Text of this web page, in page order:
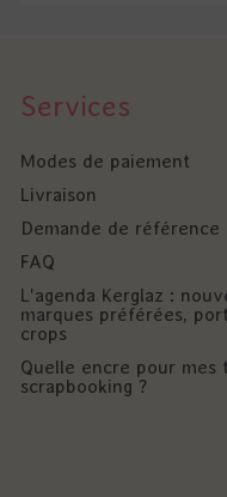
Services
Modes de paiement
Livraison
Demande de référence
FAQ
L'agenda Kerglaz :
marques préférées,
crops
Quelle encre pour mes
scrapbooking ?